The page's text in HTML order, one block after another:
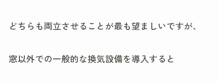
どちらも両立させることが最も望ましいですが、
窓以外での一般的な換気設備を導入すると